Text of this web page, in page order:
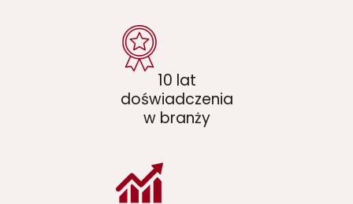
10 lat
doświadczenia
w branży